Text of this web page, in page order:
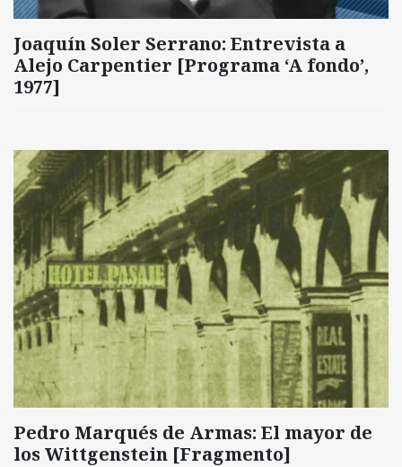
Joaquín Soler Serrano: Entrevista a
Alejo Carpentier [Programa ‘A fondo’,
1977]
Pedro Marqués de Armas: El mayor de
los Wittgenstein [Fragmento]